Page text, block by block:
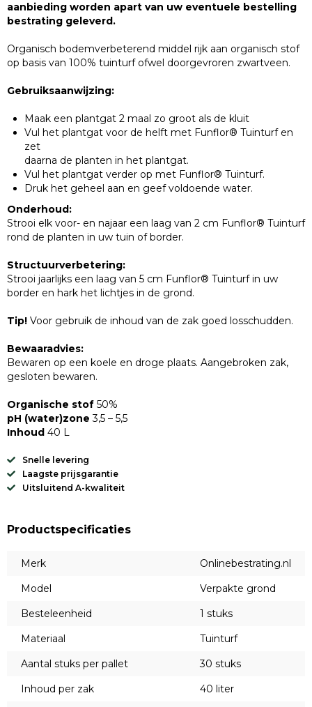
aanbieding worden apart van uw eventuele bestelling
bestrating geleverd.
Organisch bodemverbeterend middel rijk aan organisch stof
op basis van 100% tuinturf ofwel doorgevroren zwartveen.
Gebruiksaanwijzing:
Maak een plantgat 2 maal zo groot als de kluit
Vul het plantgat voor de helft met Funflor® Tuinturf en
zet
daarna de planten in het plantgat.
Vul het plantgat verder op met Funflor® Tuinturf.
Druk het geheel aan en geef voldoende water.
Onderhoud:
Strooi elk voor- en najaar een laag van 2 cm Funflor® Tuinturf
rond de planten in uw tuin of border.
Structuurverbetering:
Strooi jaarlijks een laag van 5 cm Funflor® Tuinturf in uw
border en hark het lichtjes in de grond.
Tip! Voor gebruik de inhoud van de zak goed losschudden.
Bewaaradvies:
Bewaren op een koele en droge plaats. Aangebroken zak,
gesloten bewaren.
Organische stof 50%
pH (water)zone 3,5 – 5,5
Inhoud 40 L
Snelle levering
Laagste prijsgarantie
Uitsluitend A-kwaliteit
Productspecificaties
Merk
Onlinebestrating.nl
Model
Verpakte grond
Besteleenheid
1 stuks
Materiaal
Tuinturf
Aantal stuks per pallet
30 stuks
Inhoud per zak
40 liter